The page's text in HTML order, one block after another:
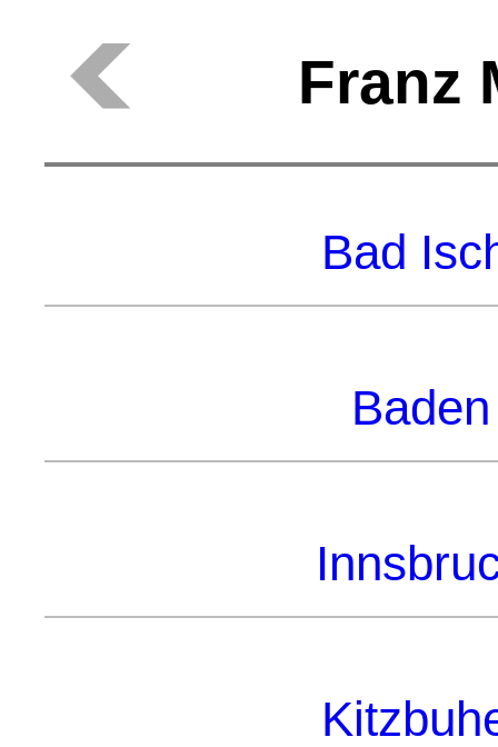
Franz
Bad